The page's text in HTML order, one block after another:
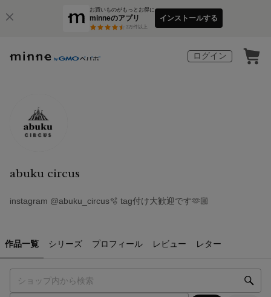
お買いものがもっとお得に
minneのアプリ
3万件以上
インストールする
ログイン
abuku circus
instagram @abuku_circus🫧 tag付け大歓迎です🫶🏼
作品一覧 シリーズ プロフィール レビュー レター